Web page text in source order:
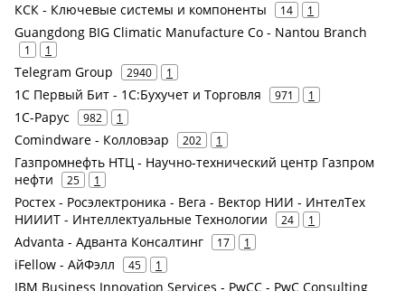
КСК - Ключевые системы и компоненты 14 1
Guangdong BIG Climatic Manufacture Co - Nantou Branch
1 1
Telegram Group 2940 1
1С Первый Бит - 1С:Бухучет и Торговля 971 1
1С-Рарус 982 1
Comindware - Колловэар 202 1
Газпромнефть НТЦ - Научно-технический центр Газпром
нефти
25 1
Ростех - Росэлектроника - Вега - Вектор НИИ - ИнтелТех
НИИИТ - Интеллектуальные Технологии
24 1
Advanta - Адванта Консалтинг 17 1
iFellow - АйФэлл 45 1
IBM Business Innovation Services - PwCC - PwC Consulting